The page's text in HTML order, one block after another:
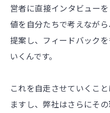
営者に直接インタビュー
値を自分たちで考えなが
提案し、フィードバック
いくんです。
これを自走させていくこ
ますし、弊社はさらにそ